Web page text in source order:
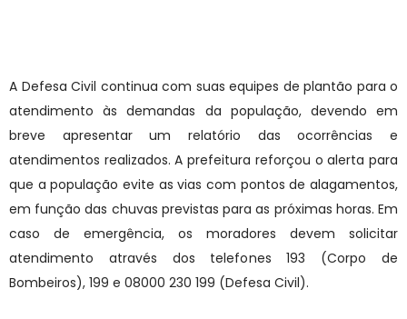
A Defesa Civil continua com suas equipes de plantão para o
atendimento às demandas da população, devendo em
breve apresentar um relatório das ocorrências e
atendimentos realizados. A prefeitura reforçou o alerta para
que a população evite as vias com pontos de alagamentos,
em função das chuvas previstas para as próximas horas. Em
caso de emergência, os moradores devem solicitar
atendimento através dos telefones 193 (Corpo de
Bombeiros), 199 e 08000 230 199 (Defesa Civil).